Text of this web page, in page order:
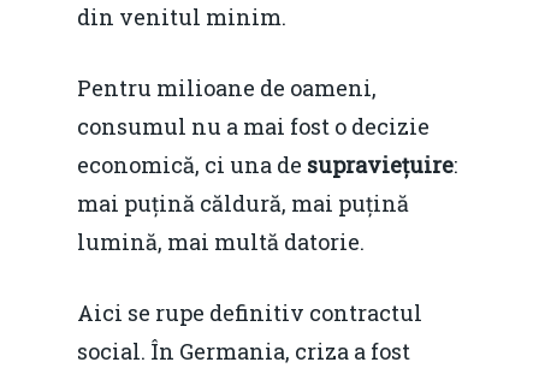
din venitul minim.
Pentru milioane de oameni,
consumul nu a mai fost o decizie
economică, ci una de supraviețuire:
mai puțină căldură, mai puțină
lumină, mai multă datorie.
Aici se rupe definitiv contractul
social. În Germania, criza a fost